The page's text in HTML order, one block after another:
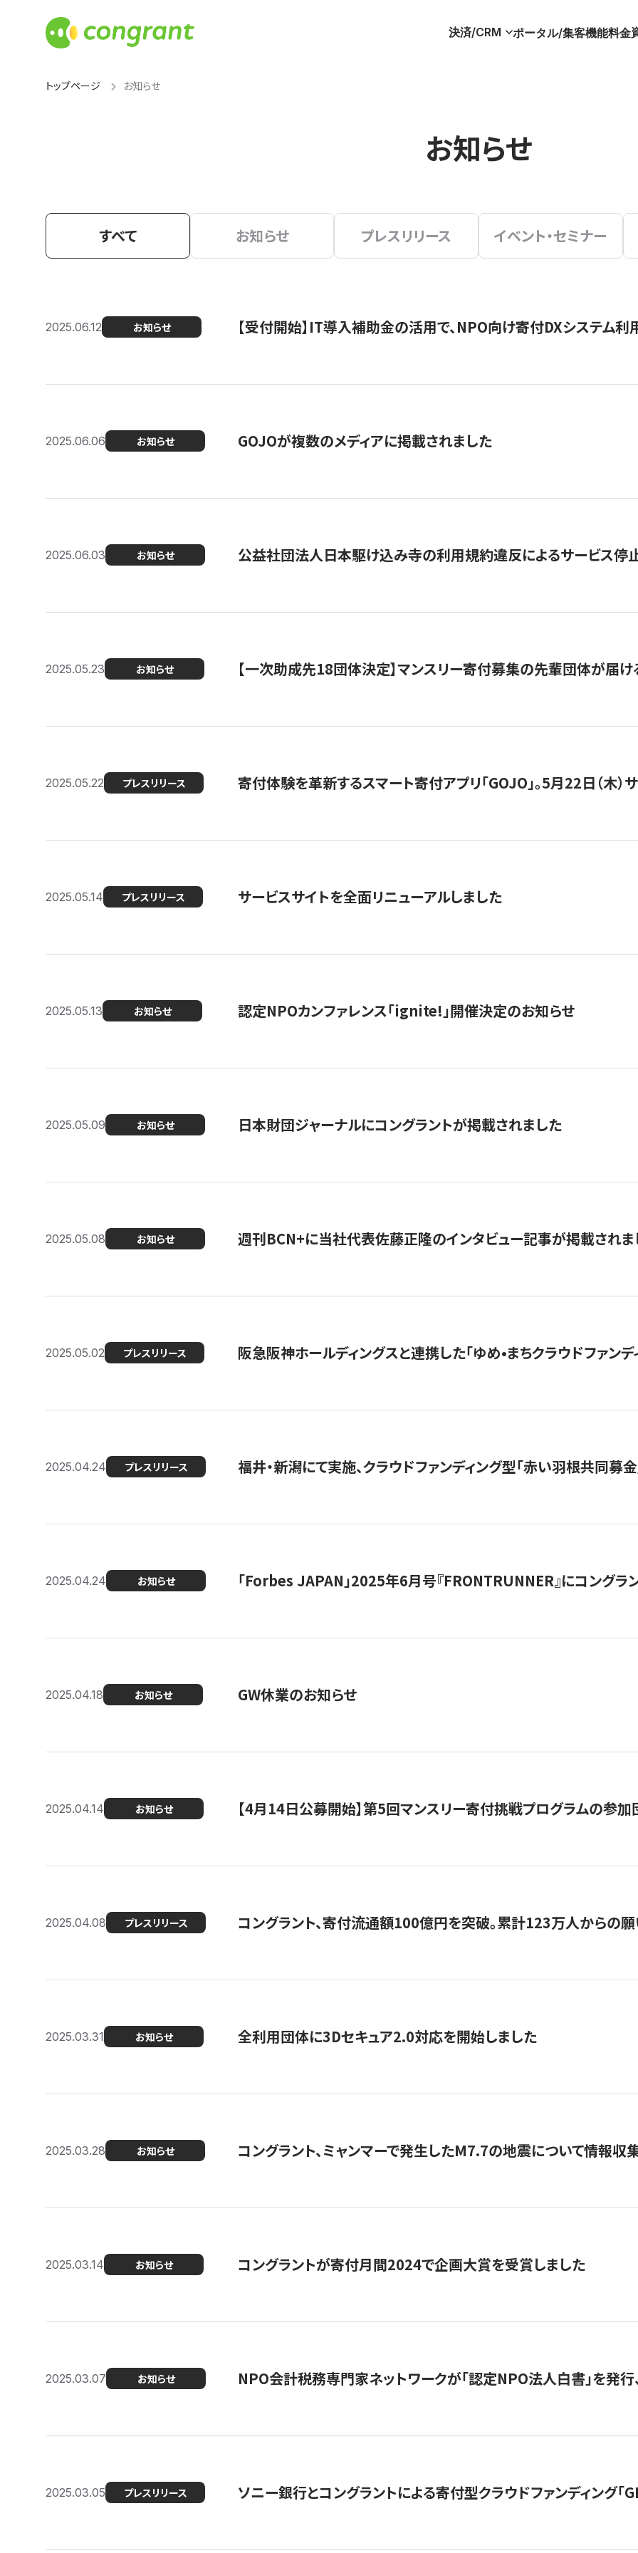
決済/CRM ポータル/集客機能料金
トップページ お知らせ
お知らせ
すべて お知らせ プレスリリース イベント・セミナー
2025.06.12 お知らせ 【受付開始】IT導入補助金の活用で、NPO向け寄付DXシステム
2025.06.06 お知らせ GOJOが複数のメディアに掲載されました
2025.06.03 お知らせ 公益社団法人日本駆け込み寺の利用規約違反によるサービス停
2025.05.23 お知らせ 【一次助成先18団体決定】マンスリー寄付募集の先輩団体が届
2025.05.22 プレスリリース 寄付体験を革新するスマート寄付アプリ「GOJO」。5月22日（木）
2025.05.14 プレスリリース サービスサイトを全面リニューアルしました
2025.05.13 お知らせ 認定NPOカンファレンス「ignite!」開催決定のお知らせ
2025.05.09 お知らせ 日本財団ジャーナルにコングラントが掲載されました
2025.05.08 お知らせ 週刊BCN+に当社代表佐藤正隆のインタビュー記事が掲載されま
2025.05.02 プレスリリース 阪急阪神ホールディングスと連携した「ゆめ•まちクラウドファン
2025.04.24 プレスリリース 福井・新潟にて実施、クラウドファンディング型「赤い羽根共同
2025.04.24 お知らせ 「Forbes JAPAN」2025年6月号『FRONTRUNNER』にコングラ
2025.04.18 お知らせ GW休業のお知らせ
2025.04.14 お知らせ 【4月14日公募開始】第5回マンスリー寄付挑戦プログラムの参
2025.04.08 プレスリリース コングラント、寄付流通額100億円を突破。累計123万人からの
2025.03.31 お知らせ 全利用団体に3Dセキュア2.0対応を開始しました
2025.03.28 お知らせ コングラント、ミャンマーで発生したM7.7の地震について情報収
2025.03.14 お知らせ コングラントが寄付月間2024で企画大賞を受賞しました
2025.03.07 お知らせ NPO会計税務専門家ネットワークが「認定NPO法人白書」を発
2025.03.05 プレスリリース ソニー銀行とコングラントによる寄付型クラウドファンディング